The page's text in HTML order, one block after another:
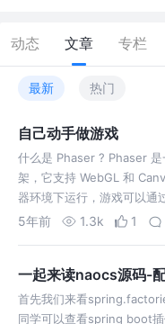
动态 文章 专栏
最新 热门
自己动手做游戏
什么是 Phaser ? Phaser
架，它支持 WebGL 和
器环境下运行，游戏可以通
5年前 1.3k 1
一起来读naocs源码-
首先我们来看
同学可以查看spring boot